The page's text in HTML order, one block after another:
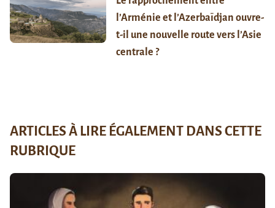
l’Arménie et l’Azerbaïdjan ouvre-
t-il une nouvelle route vers l’Asie
centrale ?
ARTICLES À LIRE ÉGALEMENT DANS CETTE
RUBRIQUE